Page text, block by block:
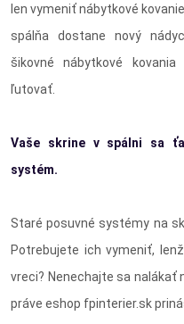
len vymeniť nábytkové
spálňa dostane nový
šikovné nábytkové
ľutovať.
Vaše skrine v spálni sa
systém.
Staré posuvné systémy na
Potrebujete ich vymeniť,
vreci? Nenechajte sa nalákať
práve eshop fpinterier.sk